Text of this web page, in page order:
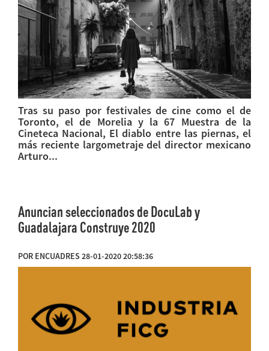
Tras su paso por festivales de cine como el de
Toronto, el de Morelia y la 67 Muestra de la
Cineteca Nacional, El diablo entre las piernas, el
más reciente largometraje del director mexicano
Arturo...
Anuncian seleccionados de DocuLab y
Guadalajara Construye 2020
POR ENCUADRES 28-01-2020 20:58:36